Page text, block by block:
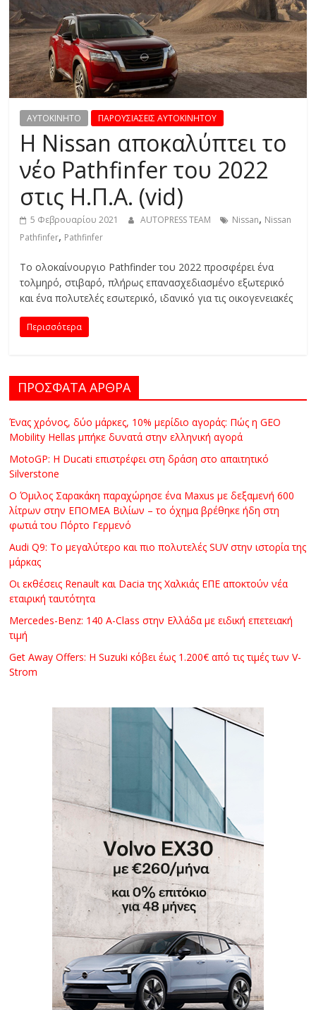
R
E
S
S
L
&
M
O
R
E
AYTOKINHTO ΠΑΡΟΥΣΙΑΣΕΙΣ ΑΥΤΟΚΙΝΗΤΟΥ
Η Nissan αποκαλύπτει το
νέο Pathfinfer του 2022
στις Η.Π.Α. (vid)
5 Φεβρουαρίου 2021 AUTOPRESS TEAM Nissan, Nissan
Pathfinfer, Pathfinfer
Το ολοκαίνουργιο Pathfinder του 2022 προσφέρει ένα
τολμηρό, στιβαρό, πλήρως επανασχεδιασμένο εξωτερικό
και ένα πολυτελές εσωτερικό, ιδανικό για τις οικογενειακές
Περισσότερα
ΠΡΟΣΦΑΤΑ ΑΡΘΡΑ
Ένας χρόνος, δύο μάρκες, 10% μερίδιο αγοράς: Πώς η GEO
Mobility Hellas μπήκε δυνατά στην ελληνική αγορά
MotoGP: Η Ducati επιστρέφει στη δράση στο απαιτητικό
Silverstone
Ο Όμιλος Σαρακάκη παραχώρησε ένα Maxus με δεξαμενή 600
λίτρων στην ΕΠΟΜΕΑ Βιλίων – το όχημα βρέθηκε ήδη στη
φωτιά του Πόρτο Γερμενό
Audi Q9: Το μεγαλύτερο και πιο πολυτελές SUV στην ιστορία της
μάρκας
Οι εκθέσεις Renault και Dacia της Χαλκιάς ΕΠΕ αποκτούν νέα
εταιρική ταυτότητα
Mercedes-Benz: 140 A-Class στην Ελλάδα με ειδική επετειακή
τιμή
Get Away Offers: Η Suzuki κόβει έως 1.200€ από τις τιμές των V-
Strom